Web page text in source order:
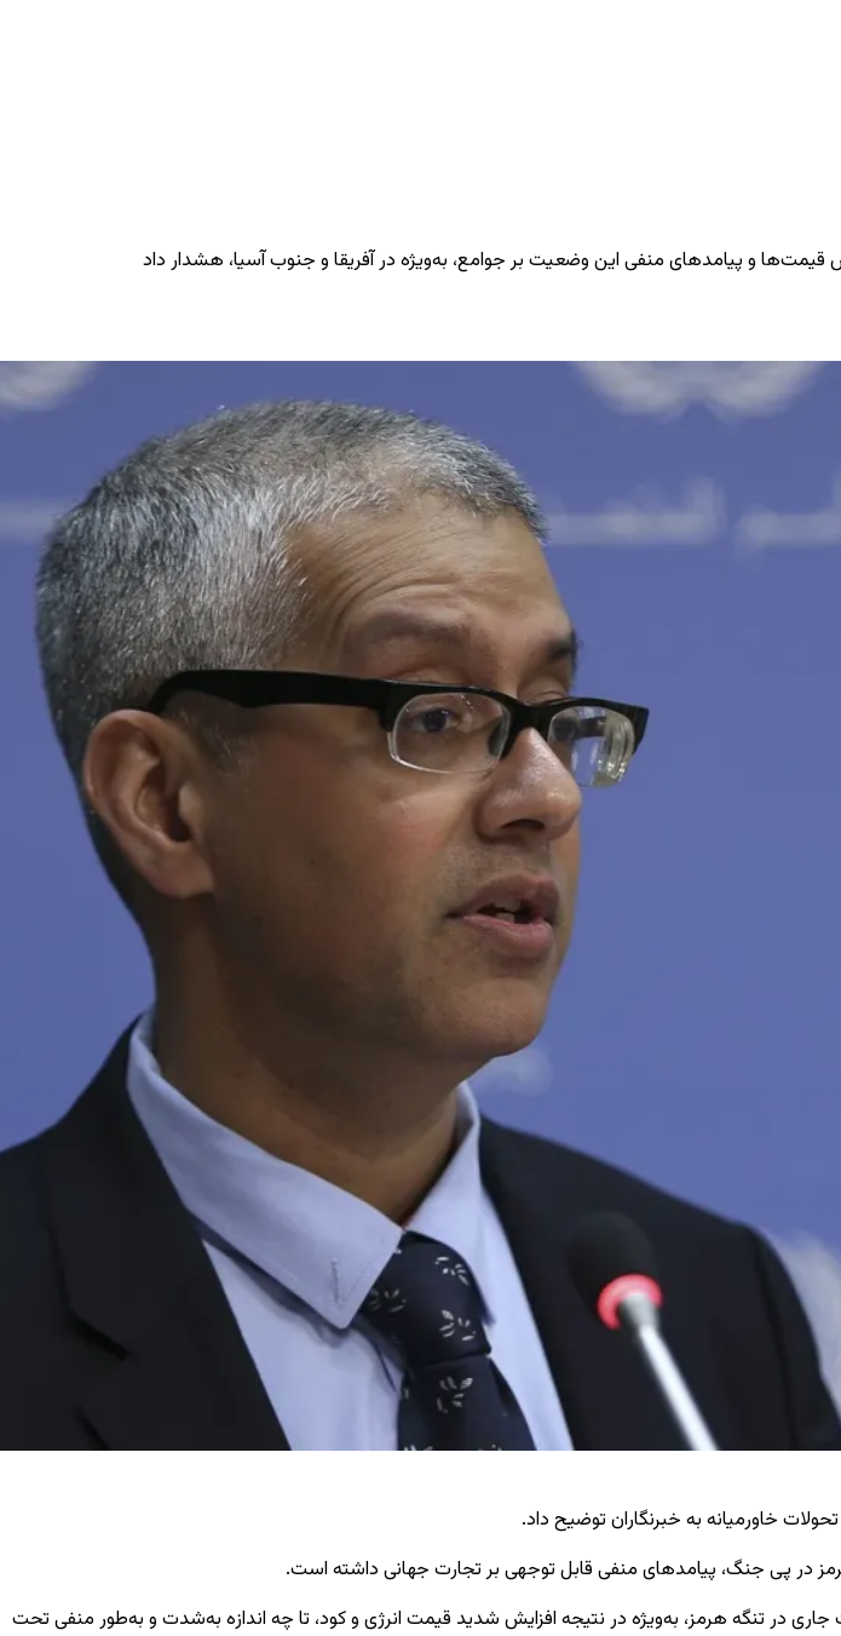
قیمت‌ها و پیامدهای منفی این وضعیت بر جوامع، به‌ویژه در آفریقا و جنوب آسیا، هشدار داد
خاورمیانه به خبرنگاران توضیح داد.
در پی جنگ، پیامدهای منفی قابل توجهی بر تجارت جهانی داشته است.
در تنگه هرمز، به‌ویژه در نتیجه افزایش شدید قیمت انرژی و کود، تا چه اندازه به‌شدت و به‌طور منفی تحت